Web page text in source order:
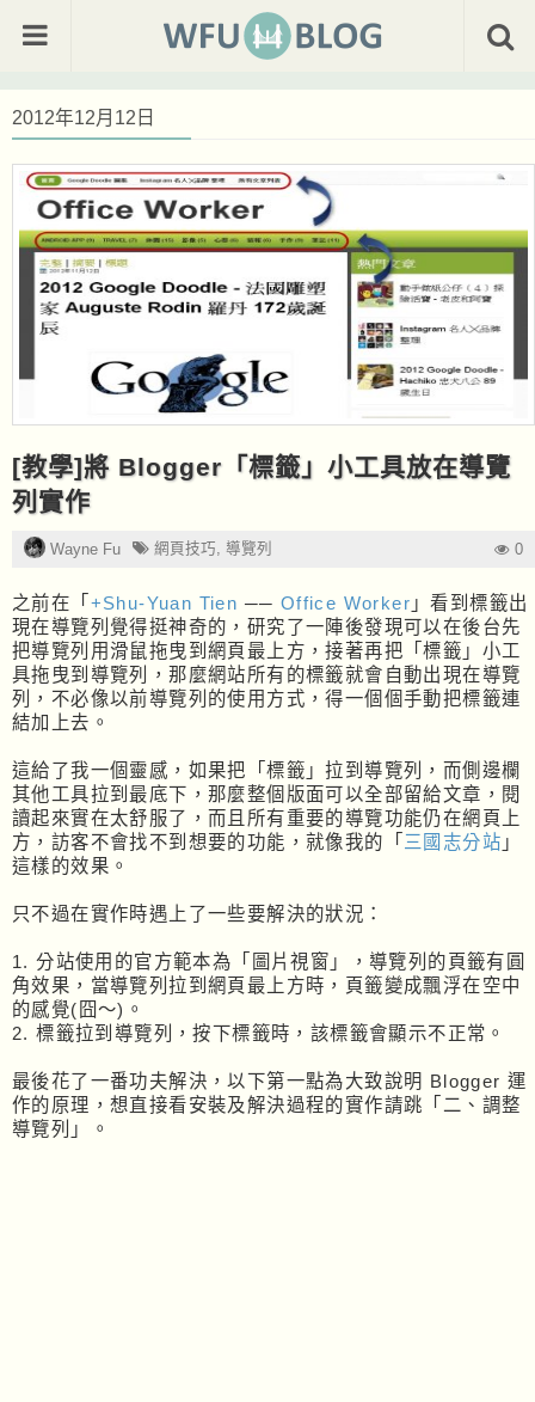
2012年12月12日
[教學]將 Blogger「標籤」小工具放在導覽
列實作
Wayne Fu 網頁技巧, 導覽列 0
之前在「 +Shu-Yuan Tien ── Office Worker 」看到標籤出
現在導覽列覺得挺神奇的，研究了一陣後發現可以在後台先
把導覽列用滑鼠拖曳到網頁最上方，接著再把「標籤」小工
具拖曳到導覽列，那麼網站所有的標籤就會自動出現在導覽
列，不必像以前導覽列的使用方式，得一個個手動把標籤連
結加上去。
這給了我一個靈感，如果把「標籤」拉到導覽列，而側邊欄
其他工具拉到最底下，那麼整個版面可以全部留給文章，閱
讀起來實在太舒服了，而且所有重要的導覽功能仍在網頁上
方，訪客不會找不到想要的功能，就像我的「 三國志分站 」
這樣的效果。
只不過在實作時遇上了一些要解決的狀況：
1. 分站使用的官方範本為「圖片視窗」，導覽列的頁籤有圓
角效果，當導覽列拉到網頁最上方時，頁籤變成飄浮在空中
的感覺(囧～)。
2. 標籤拉到導覽列，按下標籤時，該標籤會顯示不正常。
最後花了一番功夫解決，以下第一點為大致說明 Blogger 運
作的原理，想直接看安裝及解決過程的實作請跳「二、調整
導覽列」。